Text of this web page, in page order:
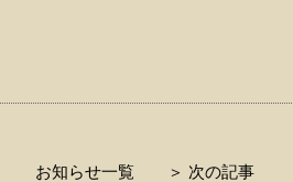
お知らせ一覧 ＞ 次の記事